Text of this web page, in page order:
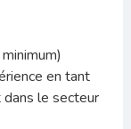
en tant
le secteur